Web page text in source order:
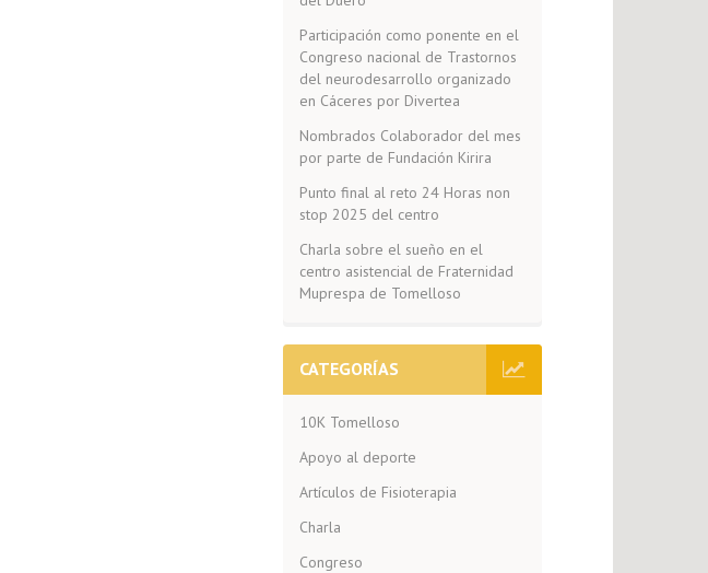
Participación como ponente en el
Congreso nacional de Trastornos
del neurodesarrollo organizado
en Cáceres por Divertea
Nombrados Colaborador del mes
por parte de Fundación Kirira
Punto final al reto 24 Horas non
stop 2025 del centro
Charla sobre el sueño en el
centro asistencial de Fraternidad
Muprespa de Tomelloso
CATEGORÍAS
10K Tomelloso
Apoyo al deporte
Artículos de Fisioterapia
Charla
Congreso